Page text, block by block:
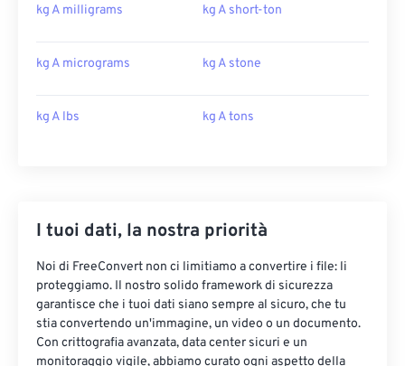
kg A milligrams kg A short-ton
kg A micrograms kg A stone
kg A lbs kg A tons
I tuoi dati, la nostra priorità
Noi di FreeConvert non ci limitiamo a convertire i file: li
proteggiamo. Il nostro solido framework di sicurezza
garantisce che i tuoi dati siano sempre al sicuro, che tu
stia convertendo un'immagine, un video o un documento.
Con crittografia avanzata, data center sicuri e un
monitoraggio vigile, abbiamo curato ogni aspetto della